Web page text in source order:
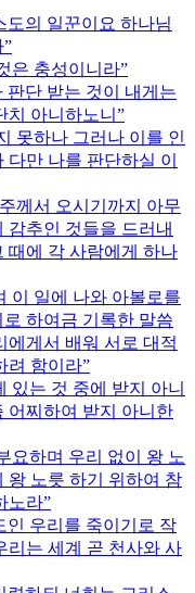
의 일꾼이요 하나님
은 충성이니라
판단 받는 것이 내게는
치 아니하노니
못하나 그러나 이를 인
만 나를 판단하실 이
께서 오시기까지 아무
감추인 것들을 드러내
때에 각 사람에게 하나
이 일에 나와 아볼로를
하여금 기록한 말씀
에게서 배워 서로 대적
려 함이라
있는 것 중에 받지 아니
어찌하여 받지 아니한
요하며 우리 없이 왕 노
왕 노릇 하기 위하여 참
노라
인 우리를 죽이기로 작
리는 세계 곧 천사와 사